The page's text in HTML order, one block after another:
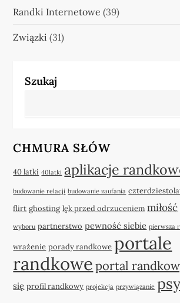
Randki Internetowe (39)
Związki (31)
Szukaj
CHMURA SŁÓW
40 latki 40latki aplikacje
budowanie relacji budowanie zaufania
flirt ghosting lęk przed odrzuceniem miłość
wyboru partnerstwo pewność siebie pierwsza
wrażenie porady randkowe portale
randkowe portal
się profil randkowy projekcja przywiązanie